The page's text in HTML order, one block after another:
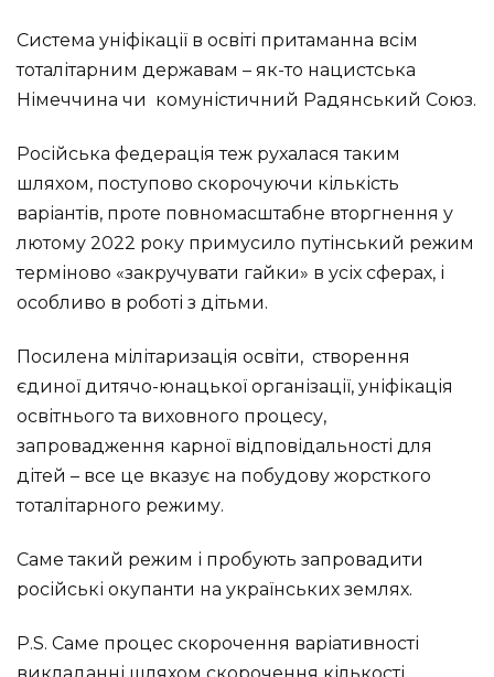
Система уніфікації в освіті притаманна всім
тоталітарним державам – як-то нацистська
Німеччина чи комуністичний Радянський Союз.
Російська федерація теж рухалася таким
шляхом, поступово скорочуючи кількість
варіантів, проте повномасштабне вторгнення у
лютому 2022 року примусило путінський режим
терміново «закручувати гайки» в усіх сферах, і
особливо в роботі з дітьми.
Посилена мілітаризація освіти, створення
єдиної дитячо-юнацької організації, уніфікація
освітнього та виховного процесу,
запровадження карної відповідальності для
дітей – все це вказує на побудову жорсткого
тоталітарного режиму.
Саме такий режим і пробують запровадити
російські окупанти на українських землях.
P.S. Саме процес скорочення варіативності